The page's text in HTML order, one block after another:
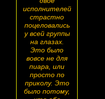
исполнителей
страстно
поцеловались
у всей группы
на глазах.
Это было
вовсе не для
пиара, или
просто по
приколу. Это
было потому,